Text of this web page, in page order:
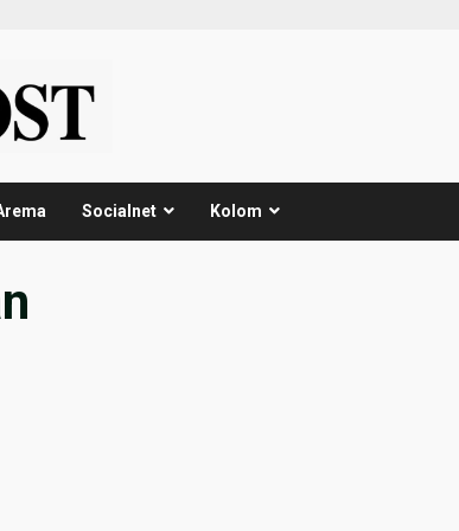
Socialnet Kolom